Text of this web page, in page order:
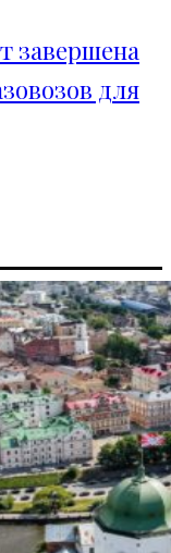
завершена
для